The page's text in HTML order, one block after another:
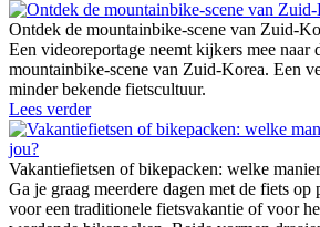
Ontdek de mountainbike-scene van Zuid-
Een videoreportage neemt kijkers mee naar
mountainbike-scene van Zuid-Korea. Een
minder bekende fietscultuur.
Lees verder
Vakantiefietsen of bikepacken: welke
Ga je graag meerdere dagen met de fiets
voor een traditionele fietsvakantie of voor